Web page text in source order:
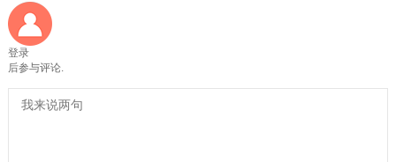
登录
后参与评论.